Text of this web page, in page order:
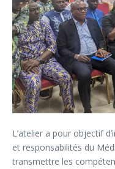
L’atelier a pour objectif
et responsabilités du
transmettre les